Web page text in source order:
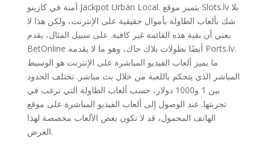
آمنة في كازينو Jackpot Urban Local. يتميز موقع Slots.lv بلا
شك بألعاب الطاولة بأموال حقيقية على الإنترنت، ولكن هذا لا
يعني أن بقية هذه القائمة غير كافية. على سبيل المثال، يقدم
BetOnline أيضًا بطولات بلاك جاك، وهو ما لا يقدمه Ports.lv.
ما يميز ألعاب الفيديو المباشرة على الإنترنت هو الوسيط
المباشر الذي يتحكم باللعبة من خلال بث مباشر. تختلف الحدود
بين 1 و1000 دولار، حسب ألعاب الطاولة التي ترغب في
تجربتها. عند الوصول إلى ألعاب الفيديو المباشرة على موقع
الهاتف المحمول، قد لا تكون بعض الألعاب مخصصة لهذا
الغرض.